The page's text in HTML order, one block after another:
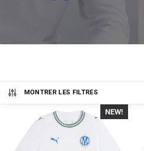
MONTRER LES FILTRES
-40%
NEW!